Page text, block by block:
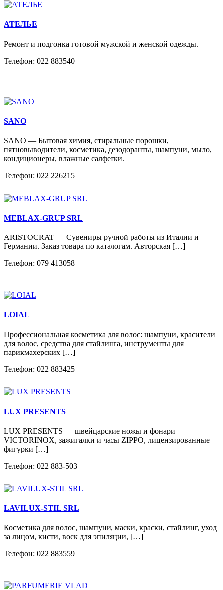
АТЕЛЬЕ
Ремонт и подгонка готовой мужской и женской одежды.
Телефон: 022 883540
SANO
SANO — Бытовая химия, стиральные порошки,
пятновыводители, косметика, дезодоранты, шампуни, мыло,
кондиционеры, влажные салфетки.
Телефон: 022 226215
MEBLAX-GRUP SRL
ARISTOCRAT — Сувениры ручной работы из Италии и
Германии. Заказ товара по каталогам. Авторская […]
Телефон: 079 413058
LOIAL
Профессиональная косметика для волос: шампуни, красители
для волос, средства для стайлинга, инструменты для
парикмахерских […]
Телефон: 022 883425
LUX PRESENTS
LUX PRESENTS — швейцарские ножы и фонари
VICTORINOX, зажигалки и часы ZIPPO, лицензированные
фигурки […]
Телефон: 022 883-503
LAVILUX-STIL SRL
Косметика для волос, шампуни, маски, краски, стайлинг, уход
за лицом, кисти, воск для эпиляции, […]
Телефон: 022 883559